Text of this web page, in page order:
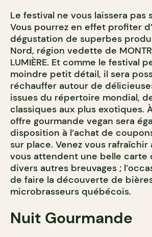
Le festival ne vous laissera pas
Vous pourrez en effet profiter
dégustation de superbes
Nord, région vedette de
LUMIÈRE. Et comme le festival
moindre petit détail, il sera
réchauffer autour de
issues du répertoire mondial,
classiques aux plus exotiques.
offre gourmande vegan sera
disposition à l’achat de
sur place. Venez vous rafraîchir
vous attendent une belle carte
divers autres breuvages ;
de faire la découverte de
microbrasseurs québécois.
Nuit Gourmande